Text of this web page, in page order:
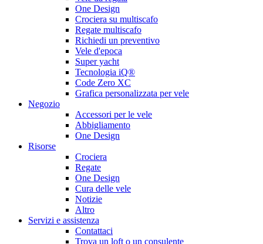
One Design
Crociera su multiscafo
Regate multiscafo
Richiedi un preventivo
Vele d'epoca
Super yacht
Tecnologia iQ®
Code Zero XC
Grafica personalizzata per vele
Negozio
Accessori per le vele
Abbigliamento
One Design
Risorse
Crociera
Regate
One Design
Cura delle vele
Notizie
Altro
Servizi e assistenza
Contattaci
Trova un loft o un consulente